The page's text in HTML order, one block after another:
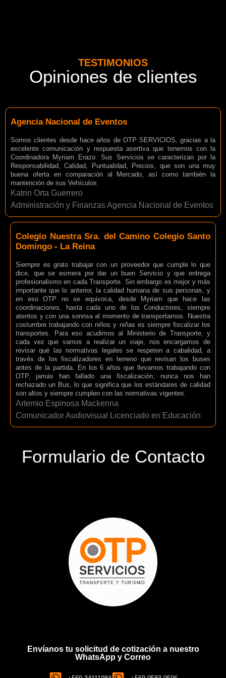
TESTIMONIOS
Opiniones de clientes
Agencia Nacional de Eventos
Somos clientes desde hace años de OTP SERVICIOS, gracias a la
excelente comunicación y respuesta asertiva que tenemos con la
Coordinadora Myriam Erazo. Sus Servicios se caracterizan por la
Responsabilidad, Calidad, Puntualidad, Precios, que son una muy
buena oferta en comparación al Mercado, así como también la
mantención de sus Vehículos
Katrin Orta Guerrero
Administración y Finanzas Agencia Nacional de Eventos
Colegio Nuestra Sra. del Camino Colegio Santo
Domingo - La Reina
Siempre es grato trabajar con un proveedor que cumple lo que
dice, que se esmera por dar un buen Servicio y que entrega
profesionalismo en cada Transporte. Sin embargo es mejor y más
importante que lo anterior, la calidad humana de sus personas, y
en eso OTP no se equivoca, desde Myriam que hace las
coordinaciones, hasta cada uno de los Conductores, siempre
atentos y con una sonrisa al momento de transportarnos. Nuestra
costumbre trabajando con niños y niñas es siempre fiscalizar los
transportes. Para eso acudimos al Ministerio de Transporte, y
cada vez que vamos a realizar un viaje, nos encargamos de
revisar qué las normativas legales se respeten a cabalidad, a
través de los fiscalizadores en terreno que revisan los buses
antes de la partida. En los 6 años que llevamos trabajando con
OTP, jamás han fallado una fiscalización, nunca nos han
rechazado un Bus, lo que significa que los estándares de calidad
son altos y siempre cumplen con las normativas vigentes.
Artemio Espinosa Mackenna
Comunicador Audiovisual Licenciado en Educación
Formulario de Contacto
Envíanos tu solicitud de cotización a nuestro
WhatsApp y Correo